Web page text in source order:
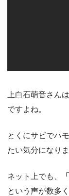
上白石萌音さん
ですよね。
とくにサビでハ
たい気分になりま
ネット上でも、 「
という声が数多